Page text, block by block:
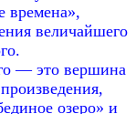
времена»,
величайшего
— это вершина
озеро» и